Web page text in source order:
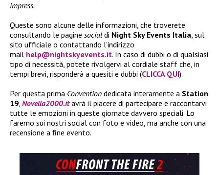
impress.
Queste sono alcune delle informazioni, che troverete
consultando le pagine social di Night Sky Events Italia, sul
sito ufficiale o contattando l’indirizzo
mail help@nightskyevents.it. In caso di dubbi o di qualsiasi
tipo di necessità, potete rivolgervi al cordiale staff che, in
tempi brevi, risponderà a quesiti e dubbi (CLICCA QUI).
Per questa prima Convention dedicata interamente a Station
19, Novella2000.itavrà il piacere di partecipare e raccontarvi
tutte le emozioni in queste giornate davvero speciali. Lo
faremo sui nostri social con foto e video, ma anche con una
recensione a fine evento.